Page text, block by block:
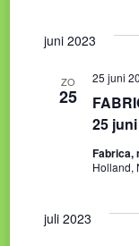
een
juni 2023
ZO
25
25
25 juni
Fabrica,
Holland,
juli 2023